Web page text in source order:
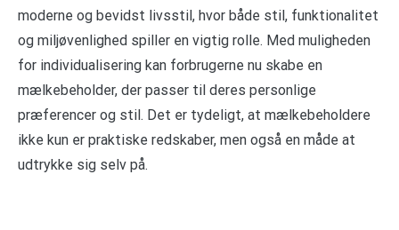
moderne og bevidst livsstil, hvor både stil, funktionalitet
og miljøvenlighed spiller en vigtig rolle. Med muligheden
for individualisering kan forbrugerne nu skabe en
mælkebeholder, der passer til deres personlige
præferencer og stil. Det er tydeligt, at mælkebeholdere
ikke kun er praktiske redskaber, men også en måde at
udtrykke sig selv på.